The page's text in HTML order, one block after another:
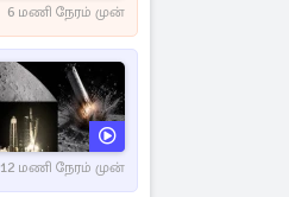
6 மணி நேரம் முன்
12 மணி நேரம் முன்